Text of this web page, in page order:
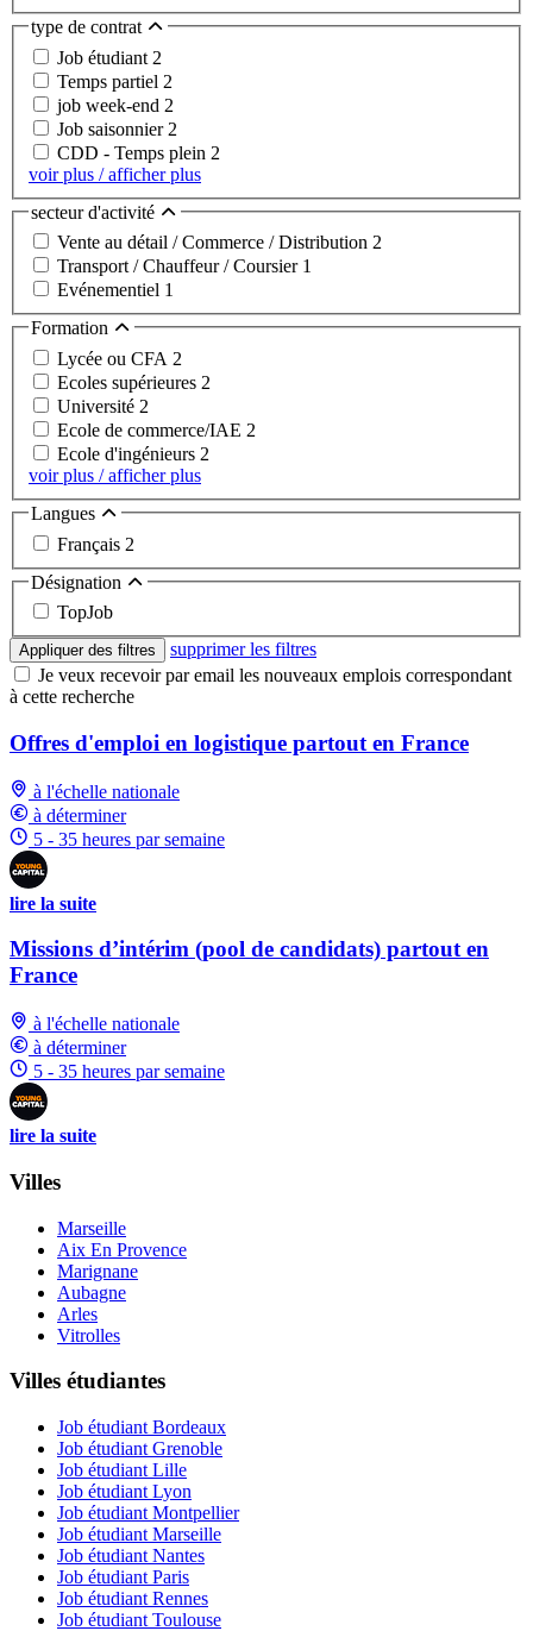
type de contrat
Job étudiant 2
Temps partiel 2
job week-end 2
Job saisonnier 2
CDD - Temps plein 2
voir plus / afficher plus
secteur d'activité
Vente au détail / Commerce / Distribution 2
Transport / Chauffeur / Coursier 1
Evénementiel 1
Formation
Lycée ou CFA 2
Ecoles supérieures 2
Université 2
Ecole de commerce/IAE 2
Ecole d'ingénieurs 2
voir plus / afficher plus
Langues
Français 2
Désignation
TopJob
Appliquer des filtres
supprimer les filtres
Je veux recevoir par email les nouveaux emplois correspondant
à cette recherche
Offres d'emploi en logistique partout en France
à l'échelle nationale
à déterminer
5 - 35 heures par semaine
lire la suite
Missions d’intérim (pool de candidats) partout en
France
à l'échelle nationale
à déterminer
5 - 35 heures par semaine
lire la suite
Villes
Marseille
Aix En Provence
Marignane
Aubagne
Arles
Vitrolles
Villes étudiantes
Job étudiant Bordeaux
Job étudiant Grenoble
Job étudiant Lille
Job étudiant Lyon
Job étudiant Montpellier
Job étudiant Marseille
Job étudiant Nantes
Job étudiant Paris
Job étudiant Rennes
Job étudiant Toulouse